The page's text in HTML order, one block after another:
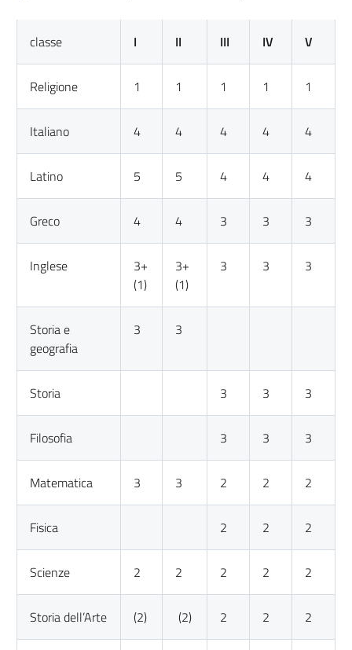
classe I II III IV V
Religione 1 1 1 1 1
Italiano 4 4 4 4 4
Latino 5 5 4 4 4
Greco 4 4 3 3 3
Inglese
3+
(1)
3+
(1)
3 3 3
Storia e
geografia
3 3
Storia 3 3 3
Filosofia 3 3 3
Matematica 3 3 2 2 2
Fisica 2 2 2
Scienze 2 2 2 2 2
Storia dell’Arte (2) (2) 2 2 2